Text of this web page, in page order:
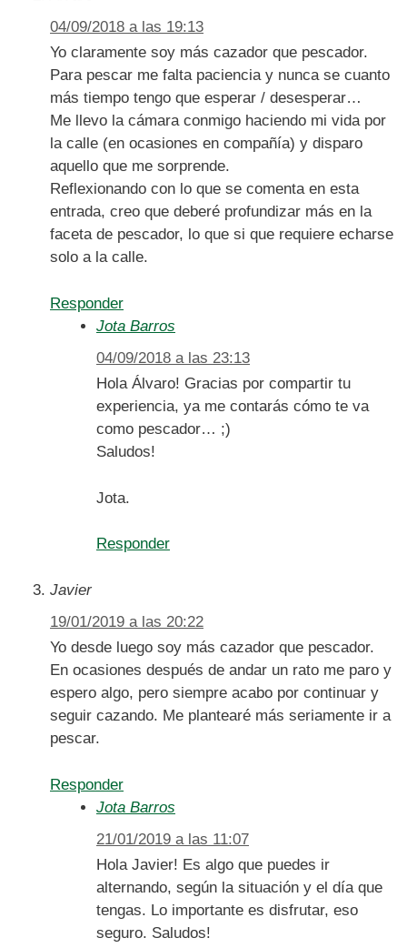
04/09/2018 a las 19:13
Yo claramente soy más cazador que pescador.
Para pescar me falta paciencia y nunca se cuanto
más tiempo tengo que esperar / desesperar…
Me llevo la cámara conmigo haciendo mi vida por
la calle (en ocasiones en compañía) y disparo
aquello que me sorprende.
Reflexionando con lo que se comenta en esta
entrada, creo que deberé profundizar más en la
faceta de pescador, lo que si que requiere echarse
solo a la calle.
Responder
Jota Barros
04/09/2018 a las 23:13
Hola Álvaro! Gracias por compartir tu
experiencia, ya me contarás cómo te va
como pescador… ;)
Saludos!
Jota.
Responder
Javier
19/01/2019 a las 20:22
Yo desde luego soy más cazador que pescador.
En ocasiones después de andar un rato me paro y
espero algo, pero siempre acabo por continuar y
seguir cazando. Me plantearé más seriamente ir a
pescar.
Responder
Jota Barros
21/01/2019 a las 11:07
Hola Javier! Es algo que puedes ir
alternando, según la situación y el día que
tengas. Lo importante es disfrutar, eso
seguro. Saludos!